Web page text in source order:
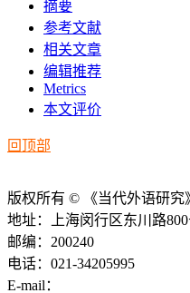
摘要
参考文献
相关文章
编辑推荐
Metrics
本文评价
回顶部
版权所有 © 《当代外语研究
地址：上海闵行区东川路
邮编：200240
电话：021-34205995
E-mail：